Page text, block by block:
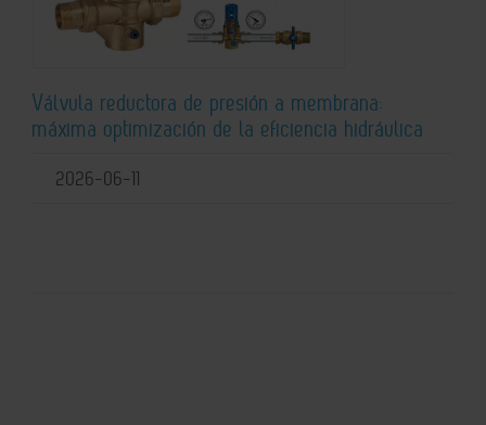
Válvula reductora de presión a membrana:
máxima optimización de la eficiencia hidráulica
2026-06-11